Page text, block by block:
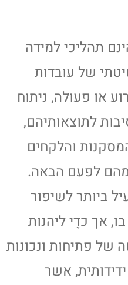
תהליכי למידה
של עובדות
או פעולה, ניתוח
לתוצאותיהם,
והלקחים
מהם לפעם הבאה.
ביותר לשיפור
אך כדֶי ליהנות
של פתיחות ונכונות
אשר